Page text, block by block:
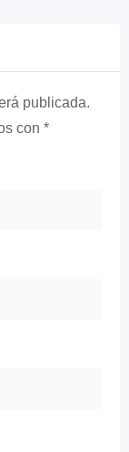
publicada.
con *